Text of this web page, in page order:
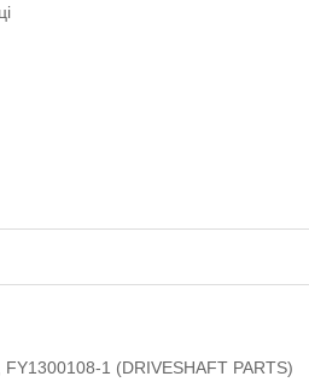
1 (DRIVESHAFT PARTS)